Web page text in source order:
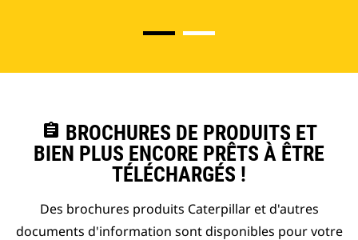
assignment BROCHURES DE PRODUITS ET
BIEN PLUS ENCORE PRÊTS À ÊTRE
TÉLÉCHARGÉS !
Des brochures produits Caterpillar et d'autres
documents d'information sont disponibles pour votre